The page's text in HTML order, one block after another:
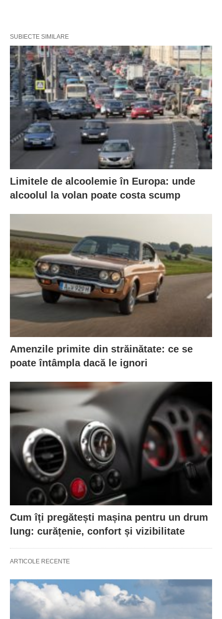
SUBIECTE SIMILARE
Limitele de alcoolemie în Europa: unde
alcoolul la volan poate costa scump
Amenzile primite din străinătate: ce se
poate întâmpla dacă le ignori
Cum îți pregătești mașina pentru un drum
lung: curățenie, confort și vizibilitate
ARTICOLE RECENTE